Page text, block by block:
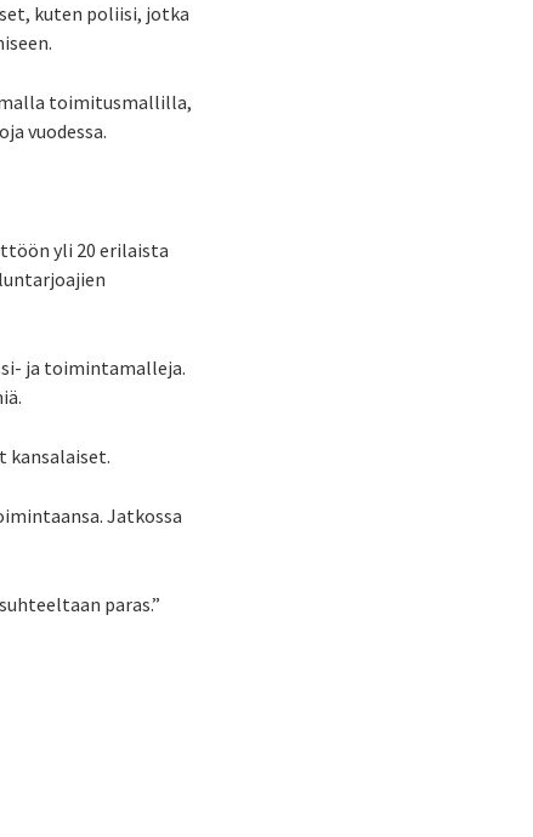
kuten poliisi, jotka
toimitusmallilla,
vuodessa.
yli 20 erilaista
ja toimintamalleja.
kansalaiset.
Jatkossa
paras.”